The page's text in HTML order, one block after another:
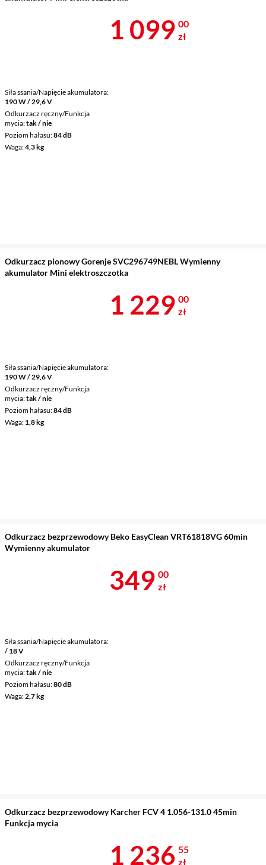
Siła ssania/Napięcie akumulatora
190 W / 29,6 V
Odkurzacz ręczny/Funkcja
mycia tak / nie
Poziom hałasu 84 dB
Waga 4,3 kg
Cena 1 099 zł
1 099 00
zł
Odkurzacz pionowy Gorenje SVC296749NEBL Wymienny
akumulator Mini elektroszczotka
Siła ssania/Napięcie akumulatora
190 W / 29,6 V
Odkurzacz ręczny/Funkcja
mycia tak / nie
Poziom hałasu 84 dB
Waga 1,8 kg
Cena 1 229 zł
1 229 00
zł
Odkurzacz bezprzewodowy Beko EasyClean VRT61818VG 60min
Wymienny akumulator
Siła ssania/Napięcie akumulatora
/ 18 V
Odkurzacz ręczny/Funkcja
mycia tak / nie
Poziom hałasu 80 dB
Waga 2,7 kg
Cena 349 zł
349 00
zł
Odkurzacz bezprzewodowy Karcher FCV 4 1.056-131.0 45min
Funkcja mycia
Cena 1
1 236 55
zł